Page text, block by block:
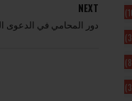
NEXT
دور المحامي في الدعوى